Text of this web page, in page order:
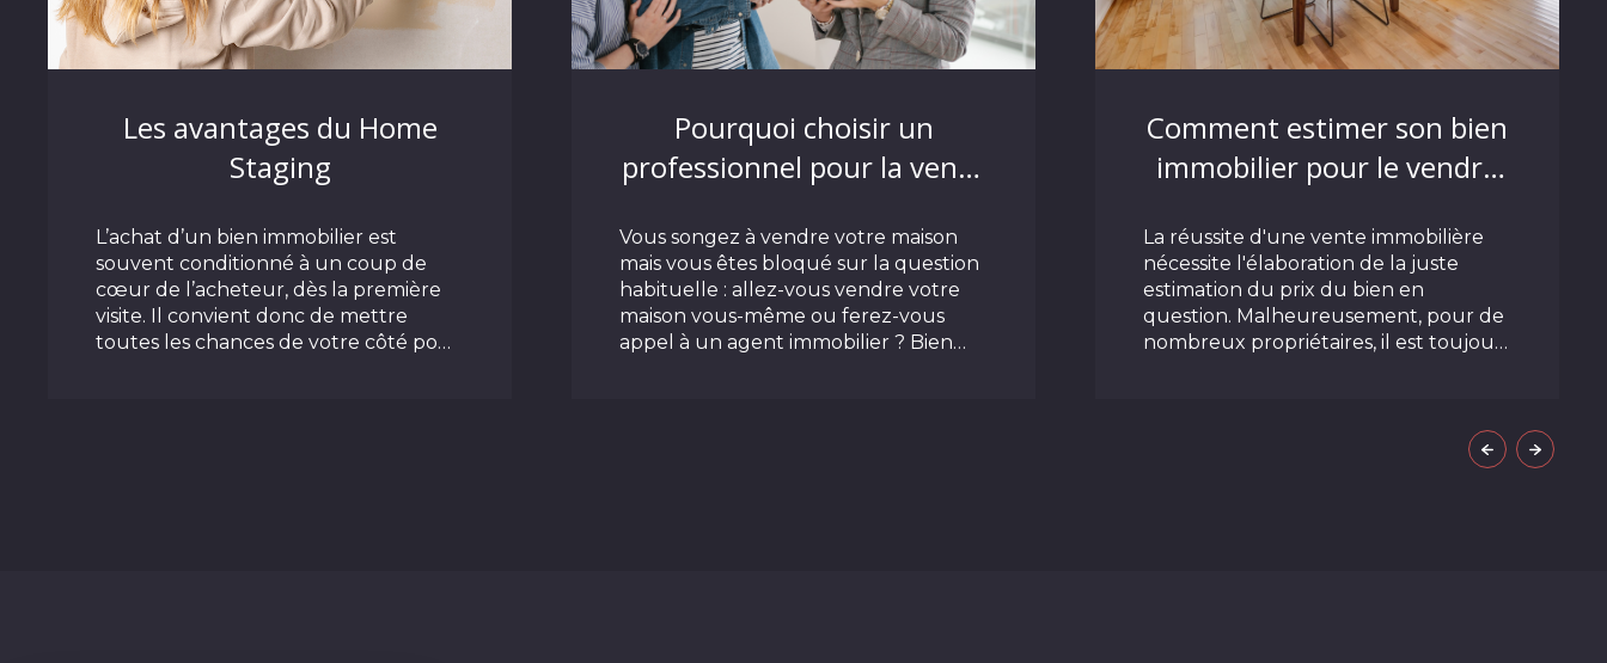
Les avantages du Home
Staging
L’achat d’un bien immobilier est
souvent conditionné à un coup de
cœur de l’acheteur, dès la première
visite. Il convient donc de mettre
toutes les chances de votre côté pour
Pourquoi choisir un
professionnel pour la vente
Vous songez à vendre votre maison
mais vous êtes bloqué sur la question
habituelle : allez-vous vendre votre
maison vous-même ou ferez-vous
appel à un agent immobilier ? Bien
Comment estimer son bien
immobilier pour le vendre
La réussite d'une vente immobilière
nécessite l'élaboration de la juste
estimation du prix du bien en
question. Malheureusement, pour de
nombreux propriétaires, il est toujours
Comment bien estimer votre maison